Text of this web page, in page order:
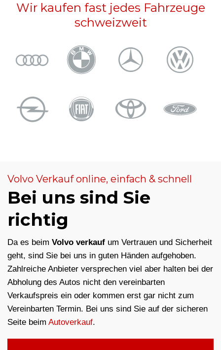
Wir kaufen fast jedes Fahrzeuge
schweizweit
Volvo Verkauf online, einfach & schnell
Bei uns sind Sie
richtig
Da es beim Volvo verkauf um Vertrauen und Sicherheit
geht, sind Sie bei uns in guten Händen aufgehoben.
Zahlreiche Anbieter versprechen viel aber halten bei der
Abholung des Autos nicht den vereinbarten
Verkaufspreis ein oder kommen erst gar nicht zum
Vereinbarten Termin. Bei uns sind Sie auf der sicheren
Seite beim Autoverkauf.